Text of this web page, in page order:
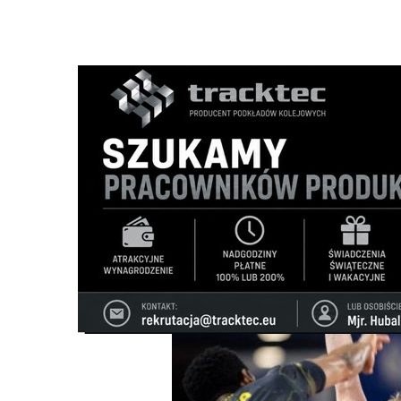
Ścieżka
nawigacyjna
Strona główna Wiadomości /Sport
Mistrzowie Polski
SPORT 30/11/2025 / 0 Komentarzy
Mistrzowie Polski lepsi od Ślepska